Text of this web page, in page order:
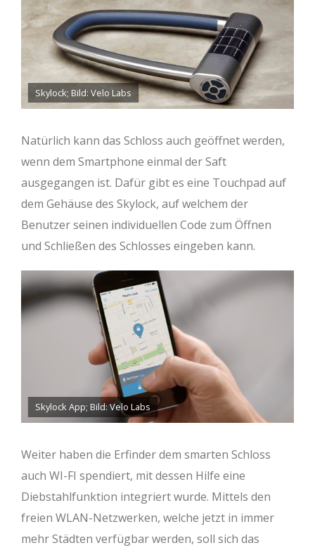
Skylock; Bild: Velo Labs
Natürlich kann das Schloss auch geöffnet werden,
wenn dem Smartphone einmal der Saft
ausgegangen ist. Dafür gibt es eine Touchpad auf
dem Gehäuse des Skylock, auf welchem der
Benutzer seinen individuellen Code zum Öffnen
und Schließen des Schlosses eingeben kann.
Skylock App; Bild: Velo Labs
Weiter haben die Erfinder dem smarten Schloss
auch WI-FI spendiert, mit dessen Hilfe eine
Diebstahlfunktion integriert wurde. Mittels den
freien WLAN-Netzwerken, welche jetzt in immer
mehr Städten verfügbar werden, soll sich das